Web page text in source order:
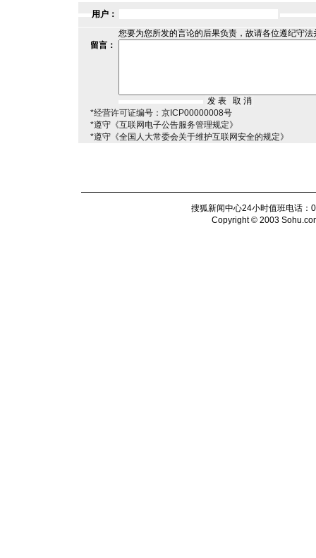
用户：
您要为您所发的言论的后果负责，故请各位遵纪守
留言：
*经营许可证编号：京ICP00000008号
*遵守《互联网电子公告服务管理规定》
*遵守《全国人大常委会关于维护互联网安全的规定》
搜狐新闻中心24小时值班电话
Copyright © 2003